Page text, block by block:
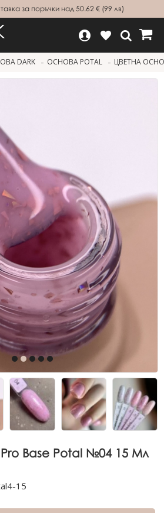
за поръчки над 50.62 € (99 лв)
DARK ОСНОВА POTAL ЦВЕТНА
Base Potal №04 15 Мл
15